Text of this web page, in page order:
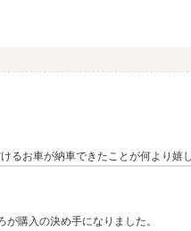
お車が納車できたことが何より嬉
購入の決め手になりました。